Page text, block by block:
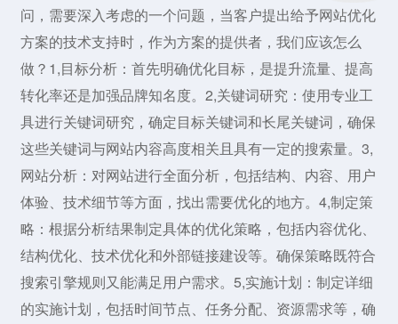
问，需要深入考虑的一个问题，当客户提出给予网站优化
方案的技术支持时，作为方案的提供者，我们应该怎么
做？1,目标分析：首先明确优化目标，是提升流量、提高
转化率还是加强品牌知名度。2,关键词研究：使用专业工
具进行关键词研究，确定目标关键词和长尾关键词，确保
这些关键词与网站内容高度相关且具有一定的搜索量。3,
网站分析：对网站进行全面分析，包括结构、内容、用户
体验、技术细节等方面，找出需要优化的地方。4,制定策
略：根据分析结果制定具体的优化策略，包括内容优化、
结构优化、技术优化和外部链接建设等。确保策略既符合
搜索引擎规则又能满足用户需求。5,实施计划：制定详细
的实施计划，包括时间节点、任务分配、资源需求等，确